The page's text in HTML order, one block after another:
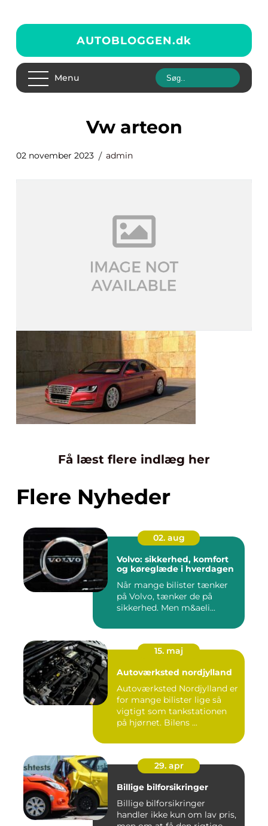
AUTOBLOGGEN.dk
Menu
vw arteon
02 november 2023 admin
Få læst flere indlæg her
Flere Nyheder
02. aug
Volvo: sikkerhed, komfort
og køreglæde i hverdagen
Når mange bilister tænker
på Volvo, tænker de på
sikkerhed. Men m&aeli...
15. maj
Autoværksted nordjylland
Autoværksted Nordjylland er
for mange bilister lige så
vigtigt som tankstationen
på hjørnet. Bilens ...
29. apr
Billige bilforsikringer
Billige bilforsikringer
handler ikke kun om lav pris,